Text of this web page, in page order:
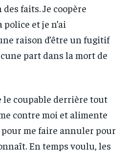
faits. Je coopère
et je n’ai
raison d’être un fugitif
part dans la mort de
le coupable derrière tout
contre moi et alimente
me faire annuler pour
En temps voulu, les